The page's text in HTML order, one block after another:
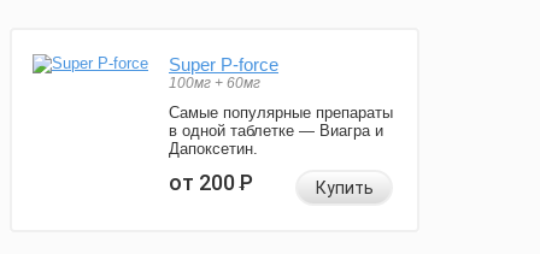
Super P-force
100мг + 60мг
Самые популярные препараты
в одной таблетке — Виагра и
Дапоксетин.
от 200Р Купить